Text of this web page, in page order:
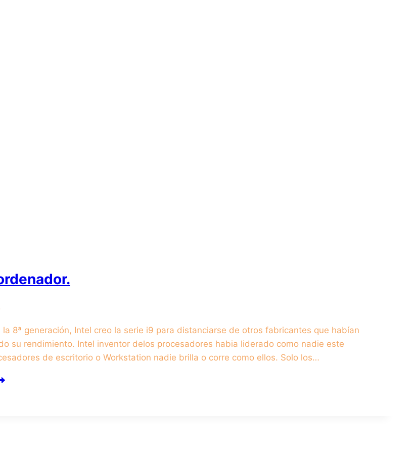
8ª generación, Intel creo la serie i9 para distanciarse de otros fabricantes que habían
su rendimiento. Intel inventor delos procesadores habia liderado como nadie este
de escritorio o Workstation nadie brilla o corre como ellos. Solo los…